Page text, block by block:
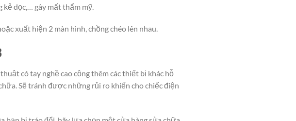
kẻ dọc,… gây mất thẩm mỹ.
xuất hiện 2 màn hình, chồng chéo lên nhau.
có tay nghề cao cộng thêm các thiết bị khác hỗ
Sẽ tránh được những rủi ro khiến cho chiếc điện